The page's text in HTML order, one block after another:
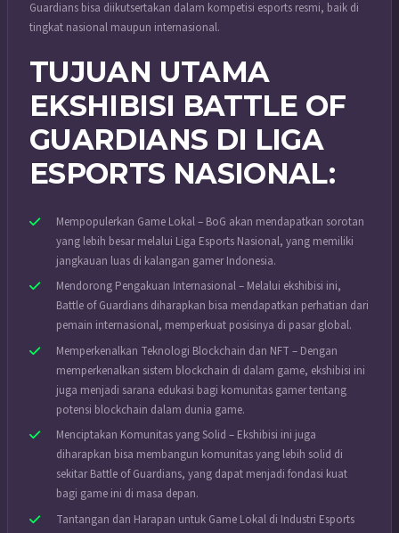
Guardians bisa diikutsertakan dalam kompetisi esports resmi, baik di
tingkat nasional maupun internasional.
TUJUAN UTAMA
EKSHIBISI BATTLE OF
GUARDIANS DI LIGA
ESPORTS NASIONAL:
Mempopulerkan Game Lokal – BoG akan mendapatkan sorotan
yang lebih besar melalui Liga Esports Nasional, yang memiliki
jangkauan luas di kalangan gamer Indonesia.
Mendorong Pengakuan Internasional – Melalui ekshibisi ini,
Battle of Guardians diharapkan bisa mendapatkan perhatian dari
pemain internasional, memperkuat posisinya di pasar global.
Memperkenalkan Teknologi Blockchain dan NFT – Dengan
memperkenalkan sistem blockchain di dalam game, ekshibisi ini
juga menjadi sarana edukasi bagi komunitas gamer tentang
potensi blockchain dalam dunia game.
Menciptakan Komunitas yang Solid – Ekshibisi ini juga
diharapkan bisa membangun komunitas yang lebih solid di
sekitar Battle of Guardians, yang dapat menjadi fondasi kuat
bagi game ini di masa depan.
Tantangan dan Harapan untuk Game Lokal di Industri Esports